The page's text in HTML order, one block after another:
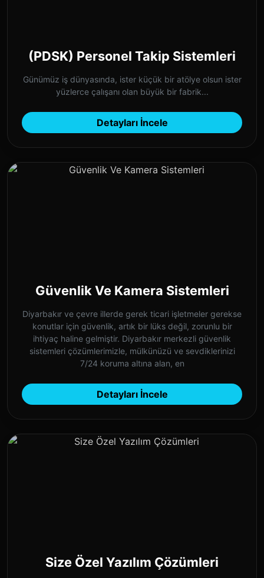
(PDSK) Personel Takip Sistemleri
Günümüz iş dünyasında, ister küçük bir atölye olsun ister
yüzlerce çalışanı olan büyük bir fabrik...
Detayları İncele
Güvenlik Ve Kamera Sistemleri
Diyarbakır ve çevre illerde gerek ticari işletmeler gerekse
konutlar için güvenlik, artık bir lüks değil, zorunlu bir
ihtiyaç haline gelmiştir. Diyarbakır merkezli güvenlik
sistemleri çözümlerimizle, mülkünüzü ve sevdiklerinizi
7/24 koruma altına alan, en
Detayları İncele
Size Özel Yazılım Çözümleri